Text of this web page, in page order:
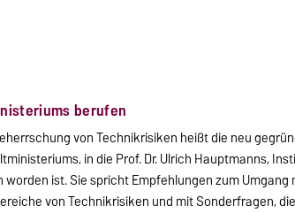
berufen
von Technikrisiken heißt die neu
in die Prof. Dr. Ulrich Hauptmanns,
ist. Sie spricht Empfehlungen zum Umgang
von Technikrisiken und mit Sonderfragen,